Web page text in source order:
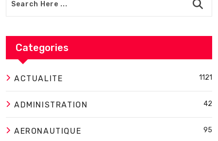
Categories
ACTUALITE 1121
ADMINISTRATION 42
AERONAUTIQUE 95